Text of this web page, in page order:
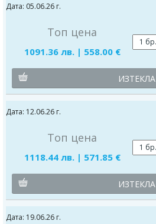
Дата: 05.06.26 г.
Топ цена
1091.36 лв. | 558.00 €
ИЗТЕКЛА
Дата: 12.06.26 г.
Топ цена
1118.44 лв. | 571.85 €
ИЗТЕКЛА
Дата: 19.06.26 г.